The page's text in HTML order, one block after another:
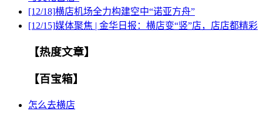
[12/18]​横店机场全力构建空中“诺亚方舟”
[12/15]媒体聚焦 | 金华日报：横店变“竖”店，店店都精彩
【热度文章】
【百宝箱】
怎么去横店